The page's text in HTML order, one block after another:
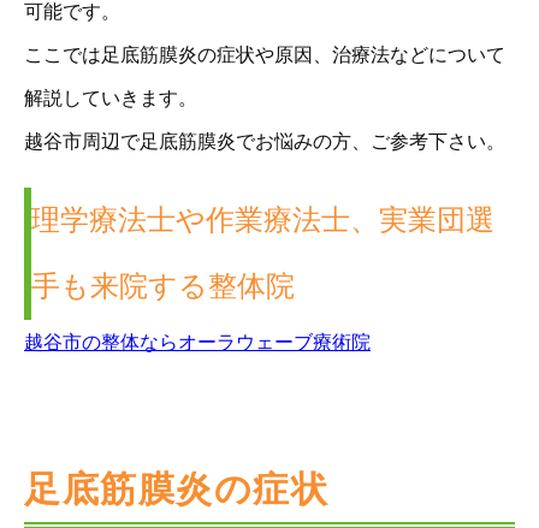
可能です。
ここでは足底筋膜炎の症状や原因、治療法などについて
解説していきます。
越谷市周辺で足底筋膜炎でお悩みの方、ご参考下さい。
理学療法士や作業療法士、実業団選
手も来院する整体院
越谷市の整体ならオーラウェーブ療術院
足底筋膜炎の症状